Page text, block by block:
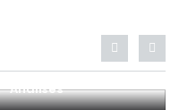
Análises